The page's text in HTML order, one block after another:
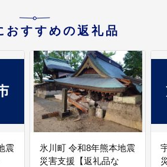
おすすめの返礼品
震
氷川町 令和8年熊本地震
災害支援【返礼品な